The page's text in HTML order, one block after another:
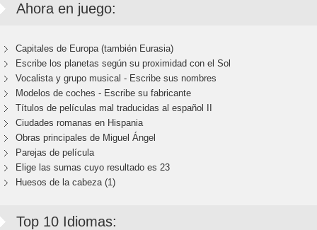
Ahora en juego:
Capitales de Europa (también Eurasia)
Escribe los planetas según su proximidad con el Sol
Vocalista y grupo musical - Escribe sus nombres
Modelos de coches - Escribe su fabricante
Títulos de películas mal traducidas al español II
Ciudades romanas en Hispania
Obras principales de Miguel Ángel
Parejas de película
Elige las sumas cuyo resultado es 23
Huesos de la cabeza (1)
Top 10 Idiomas: